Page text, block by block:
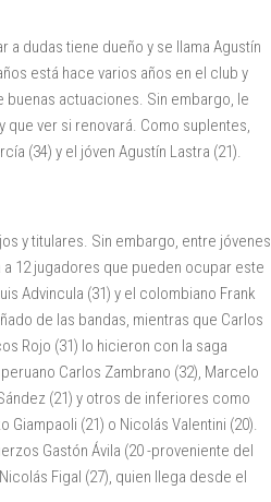
a dudas tiene dueño y se llama Agustín
está hace varios años en el club y
actuaciones. Sin embargo, le
que ver si renovará. Como suplentes,
(34) y el jóven Agustín Lastra (21).
y titulares. Sin embargo, entre jóvenes
12 jugadores que pueden ocupar este
Advincula (31) y el colombiano Frank
de las bandas, mientras que Carlos
Rojo (31) lo hicieron con la saga
Carlos Zambrano (32), Marcelo
(21) y otros de inferiores como
Giampaoli (21) o Nicolás Valentini (20).
Gastón Ávila (20 -proveniente del
Figal (27), quien llega desde el